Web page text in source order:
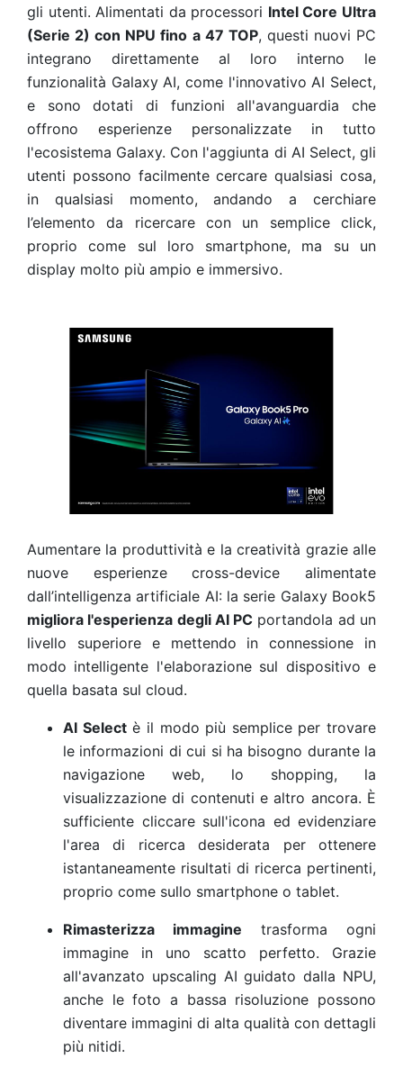
gli utenti. Alimentati da processori Intel Core Ultra
(Serie 2) con NPU fino a 47 TOP, questi nuovi PC
integrano direttamente al loro interno le
funzionalità Galaxy AI, come l'innovativo AI Select,
e sono dotati di funzioni all'avanguardia che
offrono esperienze personalizzate in tutto
l'ecosistema Galaxy. Con l'aggiunta di AI Select, gli
utenti possono facilmente cercare qualsiasi cosa,
in qualsiasi momento, andando a cerchiare
l’elemento da ricercare con un semplice click,
proprio come sul loro smartphone, ma su un
display molto più ampio e immersivo.
Aumentare la produttività e la creatività grazie alle
nuove esperienze cross-device alimentate
dall’intelligenza artificiale AI: la serie Galaxy Book5
migliora l'esperienza degli AI PC portandola ad un
livello superiore e mettendo in connessione in
modo intelligente l'elaborazione sul dispositivo e
quella basata sul cloud.
AI Select è il modo più semplice per trovare
le informazioni di cui si ha bisogno durante la
navigazione web, lo shopping, la
visualizzazione di contenuti e altro ancora. È
sufficiente cliccare sull'icona ed evidenziare
l'area di ricerca desiderata per ottenere
istantaneamente risultati di ricerca pertinenti,
proprio come sullo smartphone o tablet.
Rimasterizza immagine
trasforma ogni
immagine in uno scatto perfetto. Grazie
all'avanzato upscaling AI guidato dalla NPU,
anche le foto a bassa risoluzione possono
diventare immagini di alta qualità con dettagli
più nitidi.